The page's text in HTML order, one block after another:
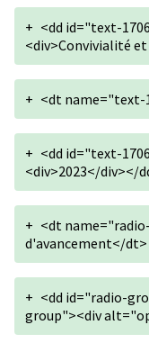
+ <dd id="text-
<div>Convivialité
+ <dt name="text-
+ <dd id="text-
<div>2023</div></
+ <dt
d'avancement</dt>
+ <dd id="radio-
group"><div